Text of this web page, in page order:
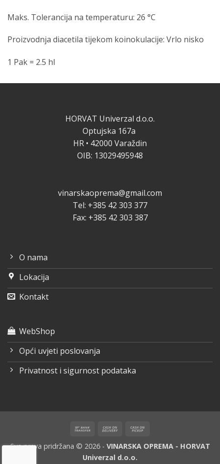
Maks. Tolerancija na temperaturu: 26 °C
Proizvodnja diacetila tijekom koinokulacije: Vrlo nisko
1 Pak = 2.5 hl
HORVAT Univerzal d.o.o.
Optujska 167a
HR • 42000 Varaždin
OIB: 13029495948
vinarskaoprema@gmail.com
Tel: +385 42 303 377
Fax: +385 42 303 387
O nama
Lokacija
Kontakt
WebShop
Opći uvjeti poslovanja
Privatnost i sigurnost podataka
Bank
Cash
Delivery Pickup
Sva prava pridržana © 2026 - VINARSKA OPREMA - HORVAT
Univerzal d.o.o.